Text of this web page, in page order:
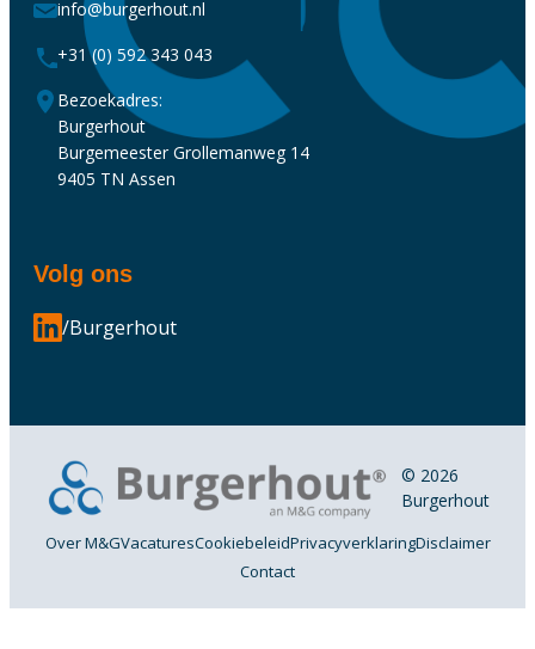
info@burgerhout.nl
+31 (0) 592 343 043
Bezoekadres:
Burgerhout
Burgemeester Grollemanweg 14
9405 TN Assen
Volg ons
/Burgerhout
© 2026
Burgerhout
Over M&GVacaturesCookiebeleidPrivacyverklaringDisclaimer
Contact